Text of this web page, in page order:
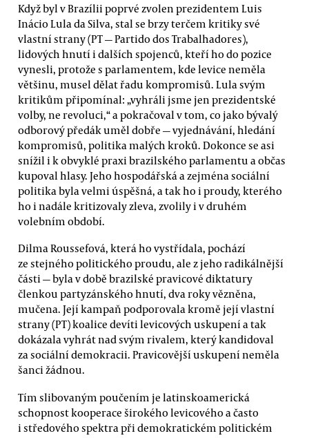
Když byl v Brazílii poprvé zvolen prezidentem Luis
Inácio Lula da Silva, stal se brzy terčem kritiky své
vlastní strany (PT — Partido dos Trabalhadores),
lidových hnutí i dalších spojenců, kteří ho do pozice
vynesli, protože s parlamentem, kde levice neměla
většinu, musel dělat řadu kompromisů. Lula svým
kritikům připomínal: „vyhráli jsme jen prezidentské
volby, ne revoluci,“ a pokračoval v tom, co jako bývalý
odborový předák uměl dobře — vyjednávání, hledání
kompromisů, politika malých kroků. Dokonce se asi
snížil i k obvyklé praxi brazilského parlamentu a občas
kupoval hlasy. Jeho hospodářská a zejména sociální
politika byla velmi úspěšná, a tak ho i proudy, kterého
ho i nadále kritizovaly zleva, zvolily i v druhém
volebním období.
Dilma Roussefová, která ho vystřídala, pochází
ze stejného politického proudu, ale z jeho radikálnější
části — byla v době brazilské pravicové diktatury
členkou partyzánského hnutí, dva roky vězněna,
mučena. Její kampaň podporovala kromě její vlastní
strany (PT) koalice devíti levicových uskupení a tak
dokázala vyhrát nad svým rivalem, který kandidoval
za sociální demokracii. Pravicovější uskupení neměla
šanci žádnou.
Tím slibovaným poučením je latinskoamerická
schopnost kooperace širokého levicového a často
i středového spektra při demokratickém politickém